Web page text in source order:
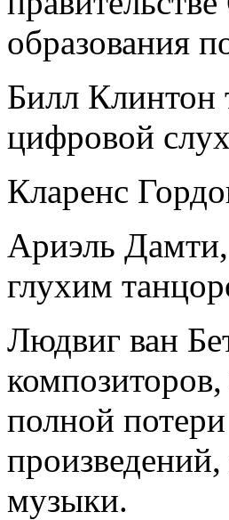
образования
Билл Клинтон
цифровой
Кларенс
Ариэль
глухим
Людвиг ван
полной
музыки.